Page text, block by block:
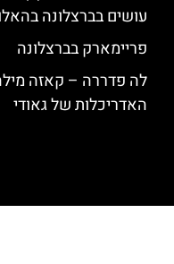
עושים בברצלונה
פריימארק בברצלונה
לה פדררה – קאזה
האדריכלות של גאודי